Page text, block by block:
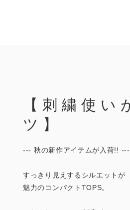
【刺繍使
ツ】
--- 秋の新作アイテムが入荷!! ---
すっきり見えするシルエットが
魅力のコンパクトTOPS。